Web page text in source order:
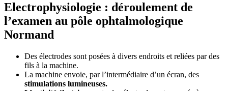
Electrophysiologie : déroulement de
l’examen au pôle ophtalmologique
Normand
Des électrodes sont posées à divers endroits et reliées par des
fils à la machine.
La machine envoie, par l’intermédiaire d’un écran, des
stimulations lumineuses.